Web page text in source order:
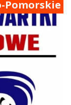
Pomorskie